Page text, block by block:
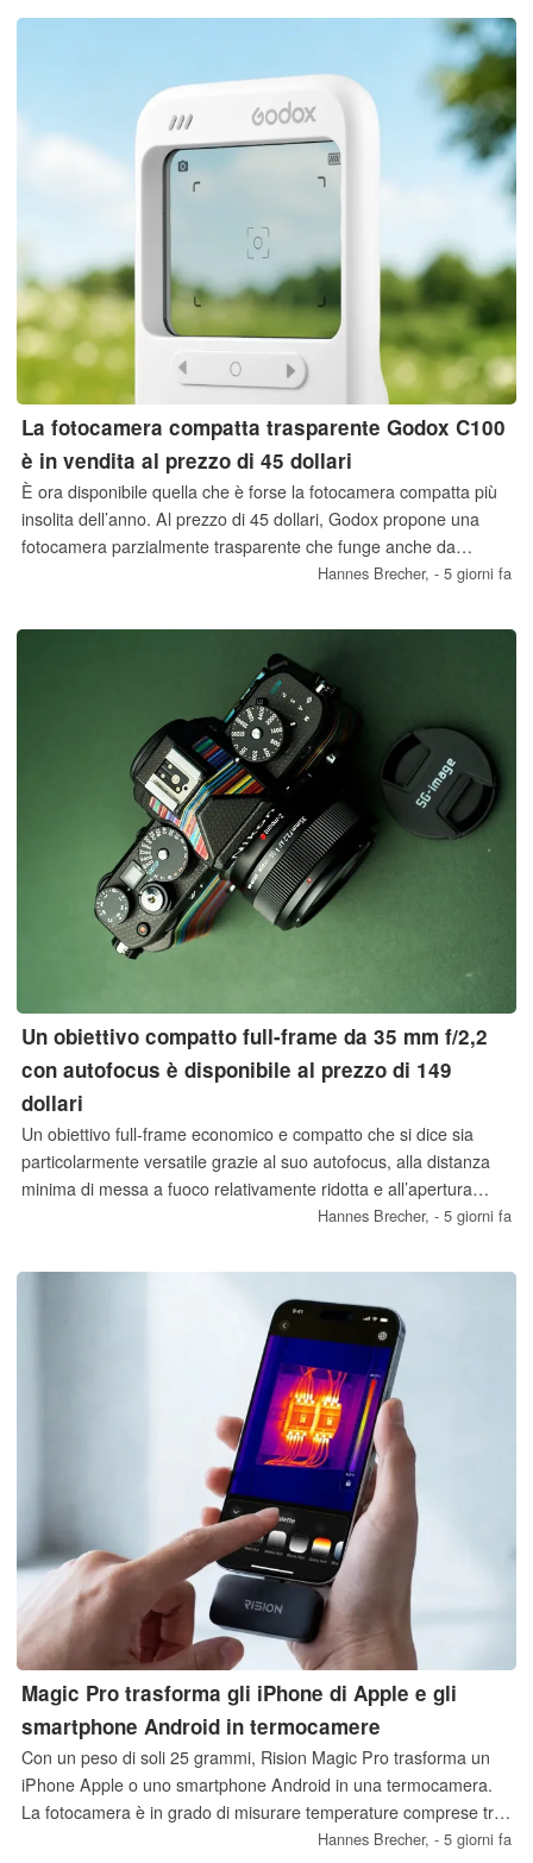
paragonabili a quelle della fotocamera compatta più costosa di
La fotocamera compatta trasparente Godox C100
è in vendita al prezzo di 45 dollari
È ora disponibile quella che è forse la fotocamera compatta più
insolita dell’anno. Al prezzo di 45 dollari, Godox propone una
fotocamera parzialmente trasparente che funge anche da
esposimetro, ma che non dispone di un display convenzionale. I
Hannes Brecher, - 5 giorni fa
Un obiettivo compatto full-frame da 35 mm f/2,2
con autofocus è disponibile al prezzo di 149
dollari
Un obiettivo full-frame economico e compatto che si dice sia
particolarmente versatile grazie al suo autofocus, alla distanza
minima di messa a fuoco relativamente ridotta e all’apertura
massima discreta: è questo che SG-Image intende offrire con il
Hannes Brecher, - 5 giorni fa
Magic Pro trasforma gli iPhone di Apple e gli
smartphone Android in termocamere
Con un peso di soli 25 grammi, Rision Magic Pro trasforma un
iPhone Apple o uno smartphone Android in una termocamera.
La fotocamera è in grado di misurare temperature comprese tra
-20 ºC e +600 ºC ed è progettata per essere particolarmente
Hannes Brecher, - 5 giorni fa